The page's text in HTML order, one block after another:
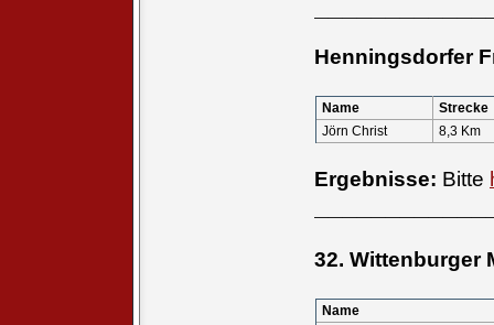
Henningsdorfer
Name
Strecke
Jörn Christ
8,3 Km
Ergebnisse: Bitte
32. Wittenburger
Name